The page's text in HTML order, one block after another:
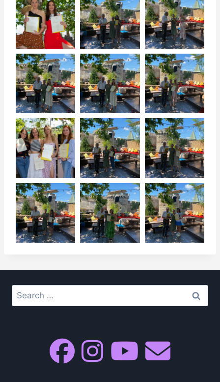
Search
for: